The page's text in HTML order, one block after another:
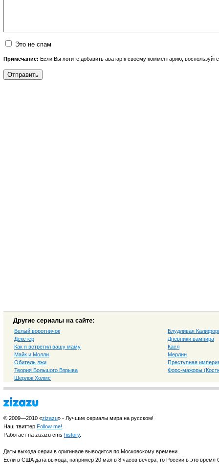
Это не спам
Примечание: Если Вы хотите добавить аватар к своему комментарию,
Другие сериалы на сайте:
Белый воротничок
Блудливая
Декстер
Дневники вампира
Как я встретил вашу маму
Касл
Майк и Молли
Мерлин
Обитель лжи
Преступная
Теория Большого Взрыва
Форс-мажоры
Шерлок Холмс
© 2009—2010 «zizazu» - Лучшие сериалы мира на русском!
Наш твиттер Follow me!
Работает на zizazu cms history.
Даты выхода серии в оригинале выводится по Московскому времени.
Если в США дата выхода, например 20 мая в 8 часов вечера, то России в это время